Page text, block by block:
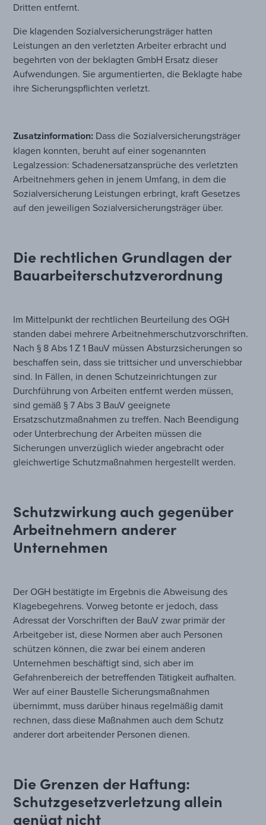
Dritten entfernt.
Die klagenden Sozialversicherungsträger hatten
Leistungen an den verletzten Arbeiter erbracht und
begehrten von der beklagten GmbH Ersatz dieser
Aufwendungen. Sie argumentierten, die Beklagte habe
ihre Sicherungspflichten verletzt.
Zusatzinformation: Dass die Sozialversicherungsträger
klagen konnten, beruht auf einer sogenannten
Legalzession: Schadenersatzansprüche des verletzten
Arbeitnehmers gehen in jenem Umfang, in dem die
Sozialversicherung Leistungen erbringt, kraft Gesetzes
auf den jeweiligen Sozialversicherungsträger über.
Die rechtlichen Grundlagen der
Bauarbeiterschutzverordnung
Im Mittelpunkt der rechtlichen Beurteilung des OGH
standen dabei mehrere Arbeitnehmerschutzvorschriften.
Nach § 8 Abs 1 Z 1 BauV müssen Absturzsicherungen so
beschaffen sein, dass sie trittsicher und unverschiebbar
sind. In Fällen, in denen Schutzeinrichtungen zur
Durchführung von Arbeiten entfernt werden müssen,
sind gemäß § 7 Abs 3 BauV geeignete
Ersatzschutzmaßnahmen zu treffen. Nach Beendigung
oder Unterbrechung der Arbeiten müssen die
Sicherungen unverzüglich wieder angebracht oder
gleichwertige Schutzmaßnahmen hergestellt werden.
Schutzwirkung auch gegenüber
Arbeitnehmern anderer
Unternehmen
Der OGH bestätigte im Ergebnis die Abweisung des
Klagebegehrens. Vorweg betonte er jedoch, dass
Adressat der Vorschriften der BauV zwar primär der
Arbeitgeber ist, diese Normen aber auch Personen
schützen können, die zwar bei einem anderen
Unternehmen beschäftigt sind, sich aber im
Gefahrenbereich der betreffenden Tätigkeit aufhalten.
Wer auf einer Baustelle Sicherungsmaßnahmen
übernimmt, muss darüber hinaus regelmäßig damit
rechnen, dass diese Maßnahmen auch dem Schutz
anderer dort arbeitender Personen dienen.
Die Grenzen der Haftung:
Schutzgesetzverletzung allein
genügt nicht